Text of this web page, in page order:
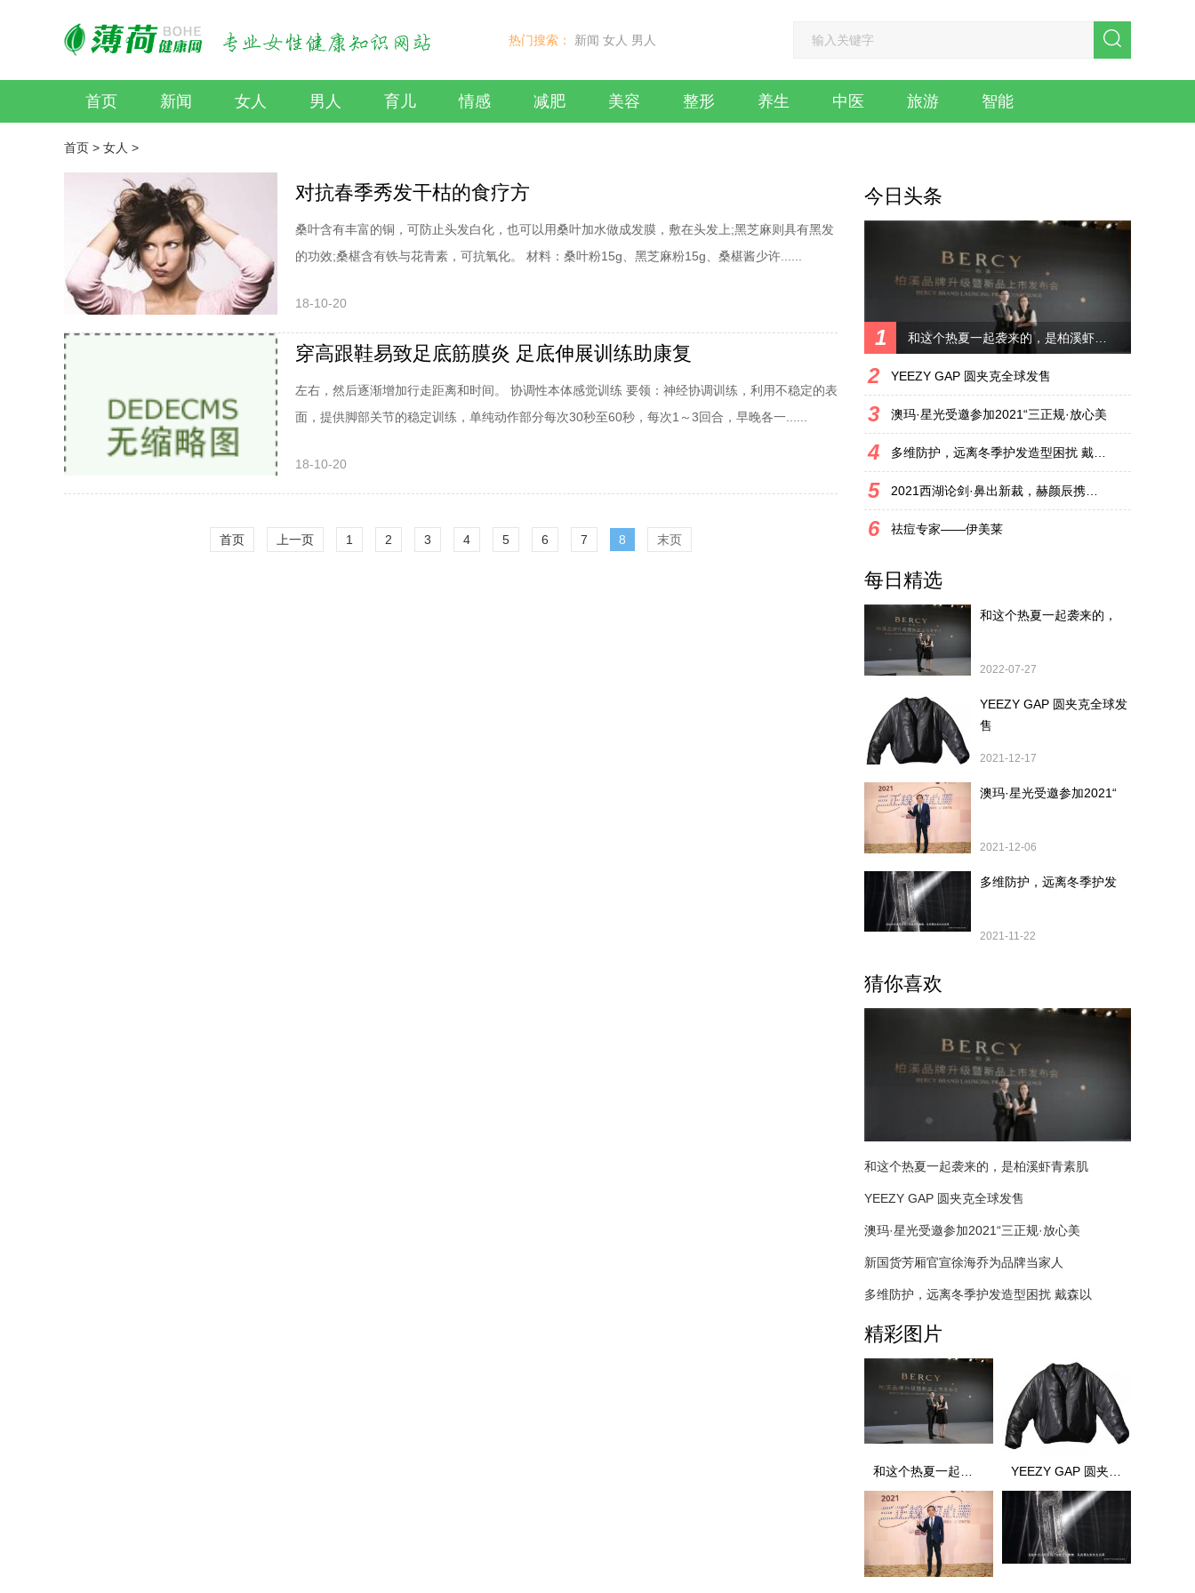
热门搜索： 新闻 女人 男人
首页 新闻 女人 男人 育儿 情感 减肥 美容 整形 养生 中医 旅游 智能
首页 > 女人 >
对抗春季秀发干枯的食疗方
桑叶含有丰富的铜，可防止头发白化，也可以用桑叶加水做成发膜，敷在头发上;黑芝麻则具有黑发
的功效;桑椹含有铁与花青素，可抗氧化。 材料：桑叶粉15g、黑芝麻粉15g、桑椹酱少许......
18-10-20
穿高跟鞋易致足底筋膜炎 足底伸展训练助康复
左右，然后逐渐增加行走距离和时间。 协调性本体感觉训练 要领：神经协调训练，利用不稳定的表
面，提供脚部关节的稳定训练，单纯动作部分每次30秒至60秒，每次1～3回合，早晚各一......
18-10-20
首页 上一页 1 2 3 4 5 6 7 8 末页
今日头条
1
2 YEEZY GAP 圆夹克全球发售
3 澳玛·星光受邀参加2021“三正规·放心美
4
5
6 祛痘专家——伊美莱
每日精选
和这个热夏一起袭来的，
2022-07-27
YEEZY GAP 圆夹克全球发
售
2021-12-17
澳玛·星光受邀参加2021“
2021-12-06
多维防护，远离冬季护发
2021-11-22
猜你喜欢
和这个热夏一起袭来的，是柏溪虾青素肌
YEEZY GAP 圆夹克全球发售
澳玛·星光受邀参加2021“三正规·放心美
新国货芳厢官宣徐海乔为品牌当家人
多维防护，远离冬季护发造型困扰 戴森以
精彩图片